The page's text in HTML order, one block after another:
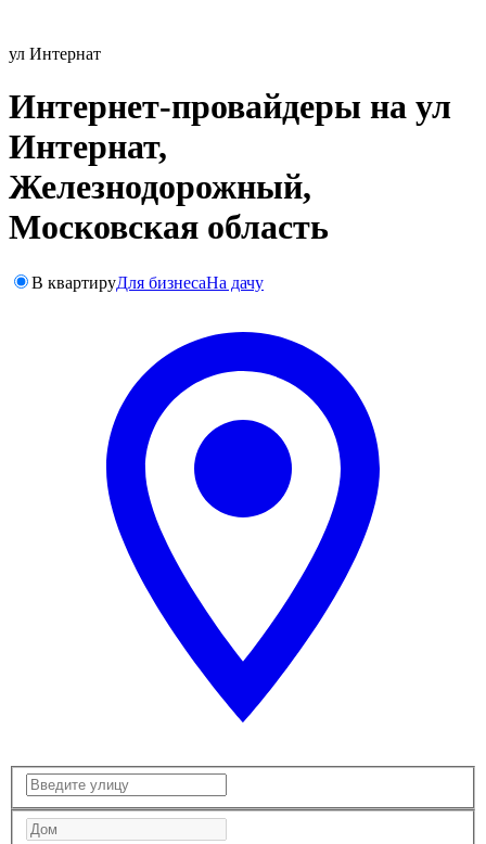
ул Интернат
Интернет-провайдеры на ул
Интернат,
Железнодорожный,
Московская область
В квартируДля бизнесаНа дачу